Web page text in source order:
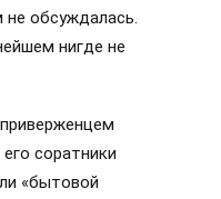
обсуждалась.
нигде не
соратники
«бытовой